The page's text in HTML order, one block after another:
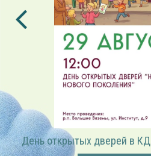
День открытых дверей в